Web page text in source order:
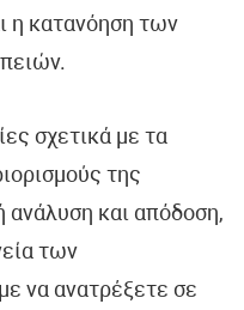
η κατανόηση των
σχετικά με τα
της
ανάλυση και απόδοση,
των
να ανατρέξετε σε